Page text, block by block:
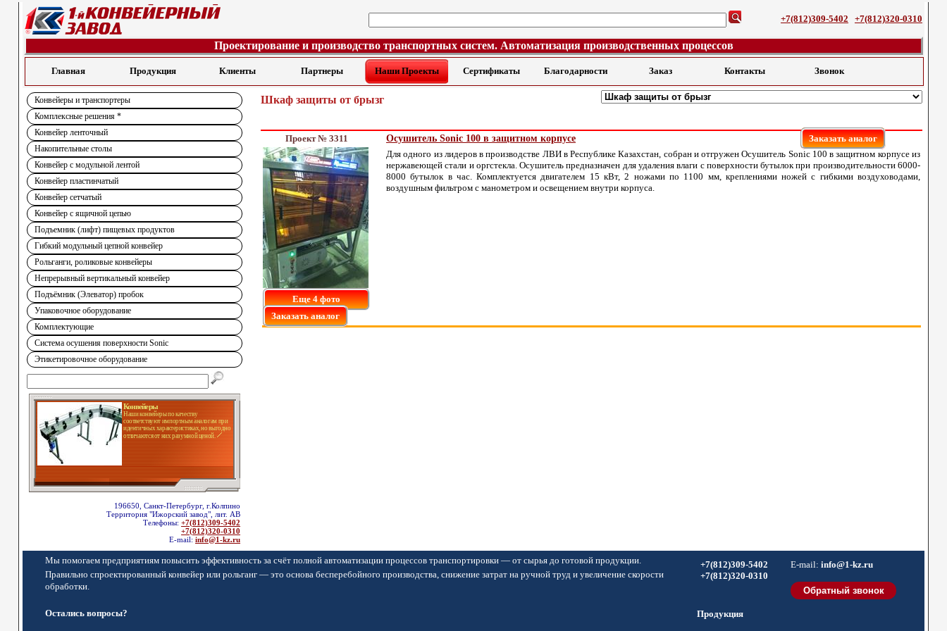
+7(812)309-5402 +7(812)320-0310
Проектирование и производство транспортных систем. Автоматизация производственных процессов
Главная Продукция Клиенты Партнеры Наши Проекты Сертификаты Благодарности Заказ Контакты Звонок
Конвейеры и транспортеры
Комплексные решения *
Конвейер ленточный
Накопительные столы
Конвейер с модульной лентой
Конвейер пластинчатый
Конвейер сетчатый
Конвейер с ящичной цепью
Подъемник (лифт) пищевых продуктов
Гибкий модульный цепной конвейер
Рольганги, роликовые конвейеры
Непрерывный вертикальный конвейер
Подъёмник (Элеватор) пробок
Упаковочное оборудование
Комплектующие
Система осушения поверхности Sonic
Этикетировочное оборудование
Конвейеры
Наши конвейеры по качеству
соответствуют импортным аналогам при
идентичных характеристиках, но выгодно
отличаются от них разумной ценой.
196650, Санкт-Петербург, г.Колпино
Территория "Ижорский завод", лит. АВ
Телефоны: +7(812)309-5402
+7(812)320-0310
E-mail: info@1-kz.ru
Шкаф защиты от брызг
Проект № 3311 Осушитель Sonic 100 в защитном корпусе Заказать аналог
Еще 4 фото
Заказать аналог
Для одного из лидеров в производстве ЛВИ в Республике Казахстан, собран и отгружен Осушитель Sonic 100 в защитном корпусе из
нержавеющей стали и оргстекла. Осушитель предназначен для удаления влаги с поверхности бутылок при производительности 6000-
8000 бутылок в час. Комплектуется двигателем 15 кВт, 2 ножами по 1100 мм, креплениями ножей с гибкими воздуховодами,
воздушным фильтром с манометром и освещением внутри корпуса.
Мы помогаем предприятиям повысить эффективность за счёт полной автоматизации процессов транспортировки — от сырья до готовой продукции.
Правильно спроектированный конвейер или рольганг — это основа бесперебойного производства, снижение затрат на ручной труд и увеличение скорости
обработки.
Остались вопросы?
+7(812)309-5402
+7(812)320-0310
E-mail: info@1-kz.ru
Продукция